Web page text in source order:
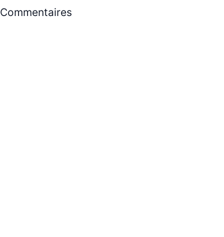
Commentaires